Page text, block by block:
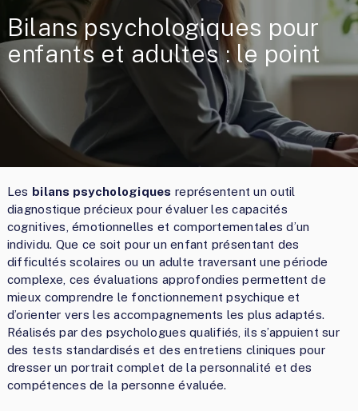
Bilans psychologiques pour
enfants et adultes : le point
Les bilans psychologiques représentent un outil
diagnostique précieux pour évaluer les capacités
cognitives, émotionnelles et comportementales d’un
individu. Que ce soit pour un enfant présentant des
difficultés scolaires ou un adulte traversant une période
complexe, ces évaluations approfondies permettent de
mieux comprendre le fonctionnement psychique et
d’orienter vers les accompagnements les plus adaptés.
Réalisés par des psychologues qualifiés, ils s’appuient sur
des tests standardisés et des entretiens cliniques pour
dresser un portrait complet de la personnalité et des
compétences de la personne évaluée.